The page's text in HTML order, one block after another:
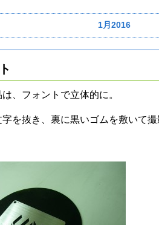
1月2016
、フォントで立体的に。
字を抜き、裏に黒いゴムを敷いて